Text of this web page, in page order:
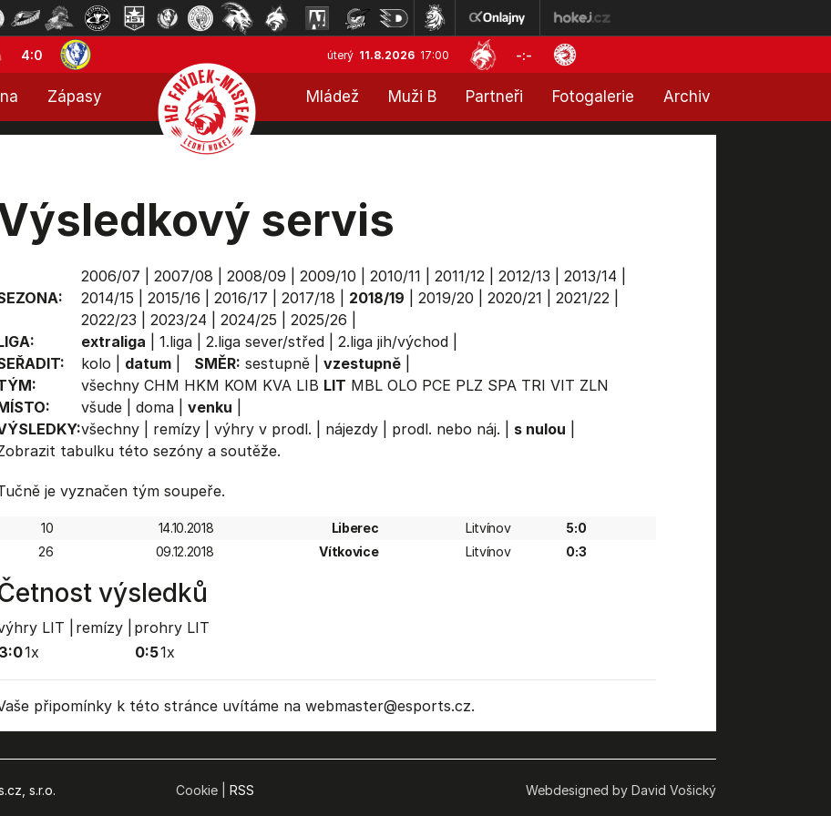
4:0 úterý 11.8.2026 17:00 -:-
Zápasy Mládež Muži B Partneři Fotogalerie Archiv
servis
2006/07 2007/08 2008/09 2009/10 2010/11 2011/12| 2012/13 2013/14
2014/15
2015/16 2016/17 2017/18 2018/19 2019/20 2020/21 2021/22|
2022/23
2023/24 2024/25 2025/26
extraliga 1.liga| 2.liga sever/střed| 2.liga jih/východ|
kolo datum| SMĚR: sestupně| vzestupně|
všechny CHM HKM KOM KVA LIB LIT MBL OLO PCE PLZ SPA TRI VIT ZLN
všude| doma| venku
všechny| remízy| výhry v prodl. nájezdy| prodl. nebo náj. s nulou
tabulkutéto sezóny a soutěže.
je vyznačen tým soupeře.
10 14.10.2018 Liberec Litvínov
5:0
26
09.12.2018 Vítkovice Litvínov 0:3
výsledků
LIT | remízy |
prohry LIT
3:01x 0:51x
připomínky k této stránce uvítáme na webmaster@esports.cz.
s.r.o. Cookie | RSS Webdesigned by David Vošický